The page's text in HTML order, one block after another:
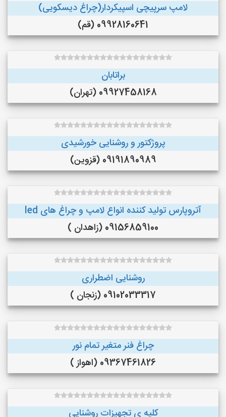
لامپ سرپیچی اسپیکردار(چراغ دیسکویی)
09928160641 (قم)
براتابان
09927458168 (تهران)
پروژکتور و روشنایی خورشیدی
09191890989 (قزوین)
آتروپارس تولید کننده انواع لامپ و چراغ های led
09156859100 (زاهدان )
روشنایی اضطراری
09102033317 (زنجان )
چراغ فنر متغیر تمام نور
09367461826 (اهواز )
کلیه ی تجهیزات روشنایی